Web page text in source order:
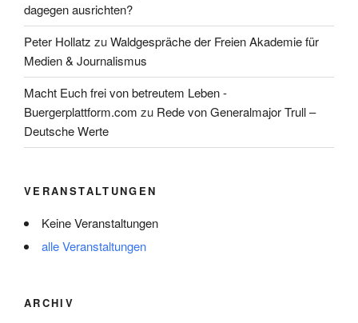
dagegen ausrichten?
Peter Hollatz zuWaldgespräche der Freien Akademie für
Medien & Journalismus
Macht Euch frei von betreutem Leben -
Buergerplattform.com zu Rede von Generalmajor Trull –
Deutsche Werte
VERANSTALTUNGEN
Keine Veranstaltungen
alle Veranstaltungen
ARCHIV